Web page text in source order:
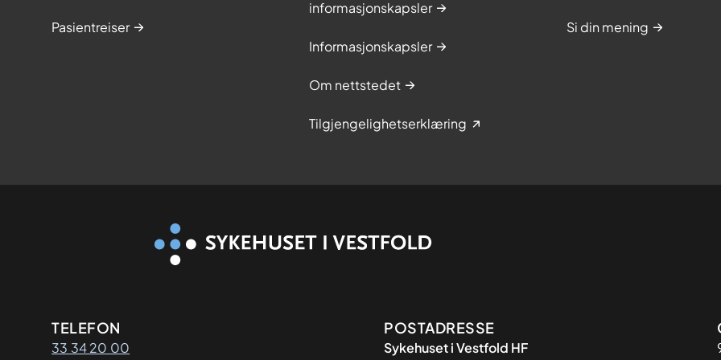
Pasientreiser
informasjonskapsler
Informasjonskapsler
Om nettstedet
Tilgjengelighetserklæring
Si din mening
Kontaktinformasjon
TELEFON
33 34 20 00 Adresse
POSTADRESSE
Sykehuset i Vestfold HF